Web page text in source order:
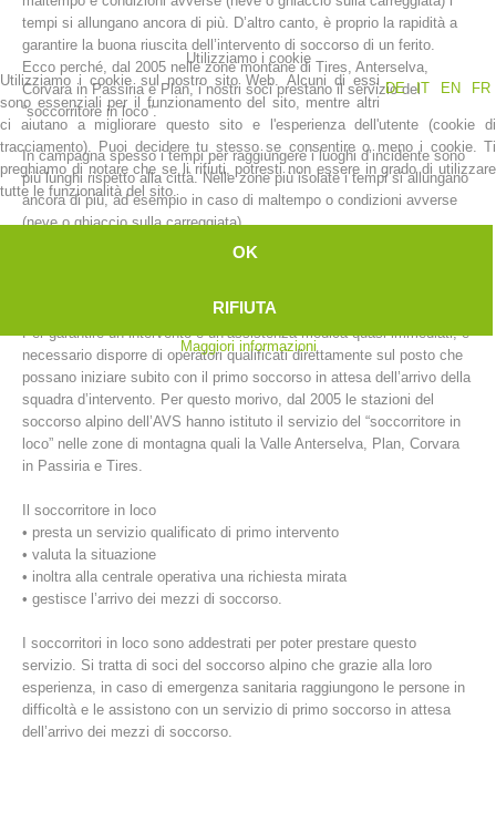
Stazioni del soccorso alpino
tempi si allungano ancora di più. D’altro canto, è proprio la rapidità a
garantire la buona riuscita dell’intervento di soccorso di un ferito.
Ecco perché, dal 2005 nelle zone montane di Tires, Anterselva,
Corvara in Passiria e Plan, i nostri soci prestano il servizio del
“soccorritore in loco”.
In campagna spesso i tempi per raggiungere i luoghi d’incidente sono
più lunghi rispetto alla città. Nelle zone più isolate i tempi si allungano
ancora di più, ad esempio in caso di maltempo o condizioni avverse
(neve o ghiaccio sulla carreggiata).
Per garantire un intervento e un’assistenza medica quasi immediati, è
necessario disporre di operatori qualificati direttamente sul posto che
possano iniziare subito con il primo soccorso in attesa dell’arrivo della
squadra d’intervento. Per questo morivo, dal 2005 le stazioni del
soccorso alpino dell’AVS hanno istituto il servizio del “soccorritore in
loco” nelle zone di montagna quali la Valle Anterselva, Plan, Corvara
in Passiria e Tires.
Il soccorritore in loco
• presta un servizio qualificato di primo intervento
• valuta la situazione
• inoltra alla centrale operativa una richiesta mirata
• gestisce l’arrivo dei mezzi di soccorso.
I soccorritori in loco sono addestrati per poter prestare questo
servizio. Si tratta di soci del soccorso alpino che grazie alla loro
esperienza, in caso di emergenza sanitaria raggiungono le persone in
difficoltà e le assistono con un servizio di primo soccorso in attesa
dell’arrivo dei mezzi di soccorso.
Utilizziamo i cookie
DE
IT EN FR
Utilizziamo i cookie sul nostro sito Web. Alcuni di essi
sono essenziali per il funzionamento del sito, mentre altri
ci aiutano a migliorare questo sito e l'esperienza dell'utente (cookie di
tracciamento). Puoi decidere tu stesso se consentire o meno i cookie. Ti
preghiamo di notare che se li rifiuti, potresti non essere in grado di utilizzare
tutte le funzionalità del sito.
OK
RIFIUTA
Maggiori informazioni